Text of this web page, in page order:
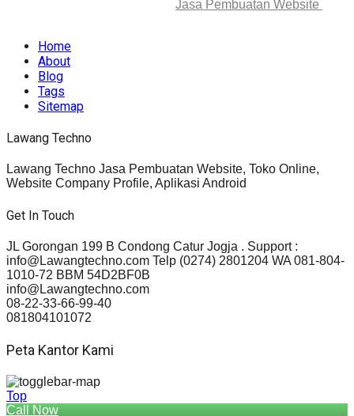
Jasa Pembuatan Website
Home
About
Blog
Tags
Sitemap
Lawang Techno
Lawang Techno Jasa Pembuatan Website, Toko Online,
Website Company Profile, Aplikasi Android
Get In Touch
JL Gorongan 199 B Condong Catur Jogja . Support :
info@Lawangtechno.com Telp (0274) 2801204 WA 081-804-
1010-72 BBM 54D2BF0B
info@Lawangtechno.com
08-22-33-66-99-40
081804101072
Peta Kantor Kami
Top
Call Now